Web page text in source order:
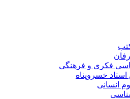
فکری و فرهنگی
خسروپناه
انسانی